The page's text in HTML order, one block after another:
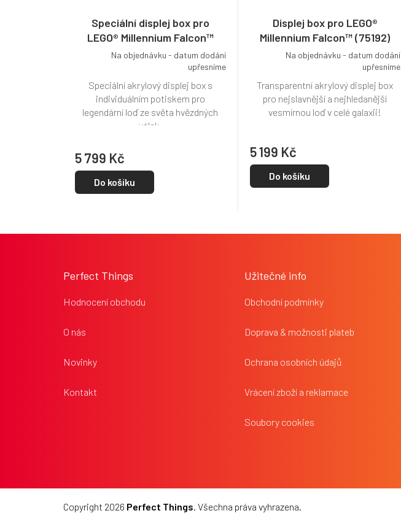
Speciální displej box pro
LEGO® Millennium Falcon™
(75192)
Na objednávku - datum dodání
upřesníme
5 799 Kč
Do košíku
Speciální akrylový displej box s
individuálním potiskem pro
legendární loď ze světa hvězdných
válek.
Displej box pro LEGO®
Millennium Falcon™ (75192)
Na objednávku - datum dodání
upřesníme
5 199 Kč
Do košíku
Transparentní akrylový displej box
pro nejslavnější a nejhledanější
vesmírnou loď v celé galaxii!
Perfect Things
Hodnocení obchodu
O nás
Novinky
Kontakt
Užitečné info
Obchodní podmínky
Doprava & možnosti plateb
Ochrana osobních údajů
Vrácení zboží a reklamace
Soubory cookies
Copyright 2026 Perfect Things. Všechna práva vyhrazena.